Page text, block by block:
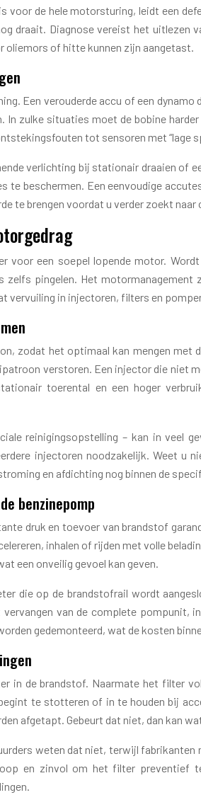
voor de hele motorsturing, leidt een
draait. Diagnose vereist het uitlezen
oliemors of hitte kunnen zijn aangetast.
Een verouderde accu of een
zulke situaties moet de bobine
tot sensoren met “lage
verlichting bij stationair draaien of
beschermen. Een eenvoudige
te brengen voordat u verder zoekt
voor een soepel lopende motor.
pingelen. Het
in injectoren, filters en
zodat het optimaal kan mengen
verstoren. Een injector die niet
toerental en een hoger
reinigingsopstelling – kan in veel
injectoren noodzakelijk. Weet
en afdichting nog binnen de
benzinepomp
druk en toevoer van brandstof
inhalen of rijden met volle
een onveilig gevoel kan geven.
die op de brandstofrail wordt
van de complete pompunit,
gedemonteerd, wat de kosten
in de brandstof. Naarmate het filter
te stotteren of in te houden bij
afgetapt. Gebeurt dat niet, dan kan
weten dat niet, terwijl
en zinvol om het filter preventief